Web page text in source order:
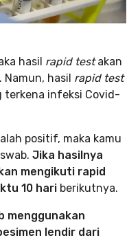
hasil rapid testakan
hasil rapid test
terkena infeksi Covid-
positif, maka kamu
Jika hasilnya
mengikuti rapid
10 hari berikutnya.
menggunakan
lendir dari